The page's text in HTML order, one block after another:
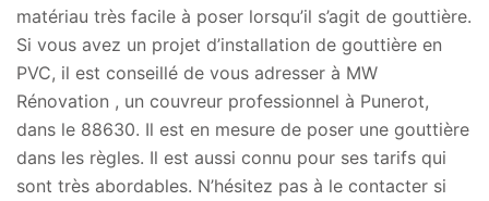
matériau très facile à poser lorsqu’il s’agit de gouttière.
Si vous avez un projet d’installation de gouttière en
PVC, il est conseillé de vous adresser à MW
Rénovation , un couvreur professionnel à Punerot,
dans le 88630. Il est en mesure de poser une gouttière
dans les règles. Il est aussi connu pour ses tarifs qui
sont très abordables. N’hésitez pas à le contacter si